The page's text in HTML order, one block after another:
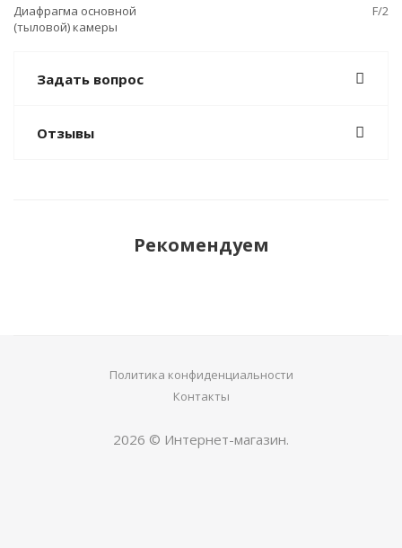
Диафрагма основной
(тыловой) камеры
F/2
Задать вопрос
Отзывы
Рекомендуем
Политика конфиденциальности
Контакты
2026 © Интернет-магазин.